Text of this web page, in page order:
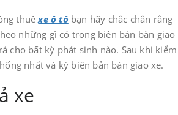
thuêxe ô tô bạn hãy chắc chắn rằng
những gì có trong biên bản bàn giao
cho bất kỳ phát sinh nào. Sau khi kiểm
nhất và ký biên bản bàn giao xe.
xe